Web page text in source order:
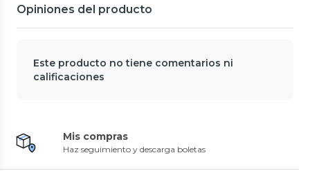
Opiniones del producto
Este producto no tiene comentarios ni
calificaciones
Mis compras
Haz seguimiento y descarga boletas